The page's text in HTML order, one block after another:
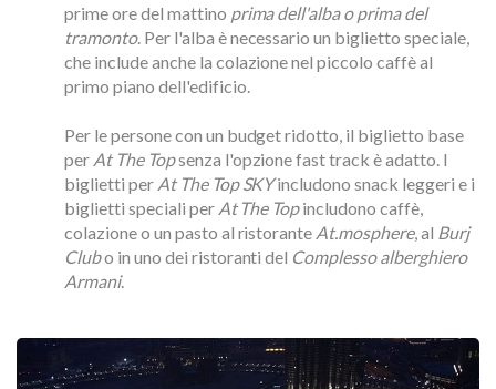
prime ore del mattino prima dell'alba o prima del
tramonto. Per l'alba è necessario un biglietto speciale,
che include anche la colazione nel piccolo caffè al
primo piano dell'edificio.
Per le persone con un budget ridotto, il biglietto base
per At The Topsenza l'opzione fast track è adatto. I
biglietti per At The Top SKYincludono snack leggeri e i
biglietti speciali per At The Topincludono caffè,
colazione o un pasto al ristorante At.mosphere, al Burj
Clubo in uno dei ristoranti del Complesso alberghiero
Armani.